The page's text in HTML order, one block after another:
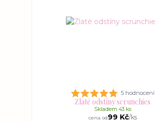
5 hodnocení
Zlaté odstíny scrunchies
cena od99 Kč/ks
Skladem 43 ks